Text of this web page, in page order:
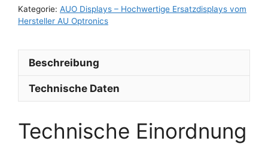
Kategorie: AUO Displays – Hochwertige Ersatzdisplays vom
Hersteller AU Optronics
Beschreibung
Technische Daten
Technische Einordnung